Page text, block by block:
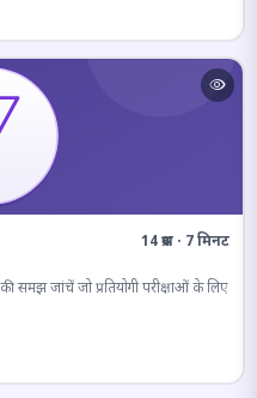
14 प्रश्न · 7 मिनट
समझ जांचें जो प्रतियोगी परीक्षाओं के लिए